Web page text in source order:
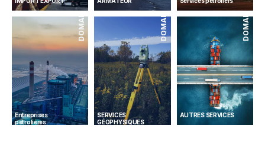
DOMAINES
Entreprises
pétrolières
DOMAINES
SERVICES
GÉOPHYSIQUES
DOMAINES
AUTRES SERVICES